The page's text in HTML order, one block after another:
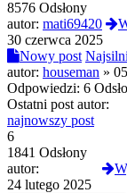
8576 Odsłony
autor: mati69420
30 czerwca 2025
Nowy post
autor: houseman »
Odpowiedzi: 6
Ostatni post autor:
najnowszy post
6
1841 Odsłony
autor:
24 lutego 2025